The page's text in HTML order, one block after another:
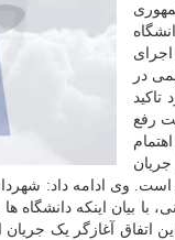
در
رفع
وی ادامه داد:
با بیان اینکه
اتفاق آغازگر یک